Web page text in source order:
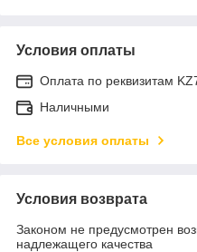
Условия оплаты
Оплата по реквизитам
Наличными
Все условия оплаты
Условия возврата
Законом не предусмотрен
надлежащего качества